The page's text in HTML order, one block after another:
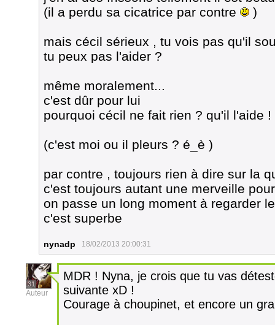
(il a perdu sa cicatrice par contre
)
mais cécil sérieux , tu vois pas qu'il
tu peux pas l'aider ?
même moralement...
c'est dûr pour lui
pourquoi cécil ne fait rien ? qu'il l'aide !
(c'est moi ou il pleurs ? é_è )
par contre , toujours rien à dire sur la
c'est toujours autant une merveille
on passe un long moment à regarder
c'est superbe
nynadp 18/02/2013 20:00:31
31
Auteur
MDR ! Nyna, je crois que tu vas
suivante xD !
Courage à choupinet, et encore un